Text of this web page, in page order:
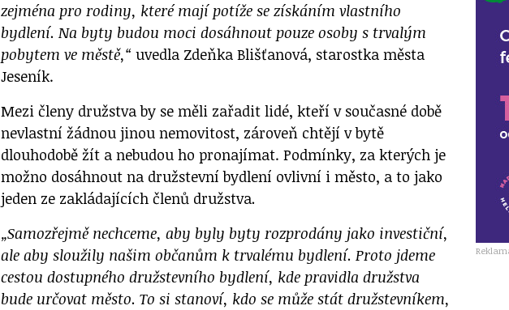
zejména pro rodiny, které mají potíže se získáním vlastního
bydlení. Na byty budou moci dosáhnout pouze osoby s trvalým
pobytem ve městě,“ uvedla Zdeňka Blišťanová, starostka města
Jeseník.
Mezi členy družstva by se měli zařadit lidé, kteří v současné době
nevlastní žádnou jinou nemovitost, zároveň chtějí v bytě
dlouhodobě žít a nebudou ho pronajímat. Podmínky, za kterých je
možno dosáhnout na družstevní bydlení ovlivní i město, a to jako
jeden ze zakládajících členů družstva.
„Samozřejmě nechceme, aby byly byty rozprodány jako investiční,
ale aby sloužily našim občanům k trvalému bydlení. Proto jdeme
cestou dostupného družstevního bydlení, kde pravidla družstva
bude určovat město. To si stanoví, kdo se může stát družstevníkem,